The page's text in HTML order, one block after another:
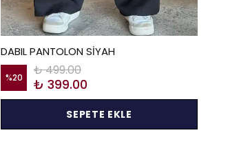
DABIL PANTOLON SİYAH
%20 ₺ 499.00
₺ 399.00
SEPETE EKLE